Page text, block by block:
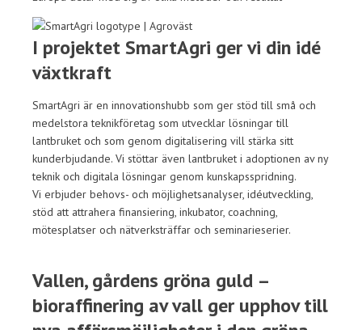
I projektet SmartAgri ger vi din idé
växtkraft
SmartAgri är en innovationshubb som ger​ stöd till små och
medelstora teknikföretag som utvecklar lösningar till
lantbruket och som genom digitalisering vill stärka sitt
kunderbjudande. ​Vi stöttar även lantbruket i adoptionen av ny
teknik och digitala lösningar genom kunskapsspridning.
Vi erbjuder behovs- och möjlighetsanalyser, idéutveckling,
stöd att attrahera finansiering, inkubator, coachning,
mötesplatser och nätverksträffar och seminarieserier.
Vallen, gårdens gröna guld –
bioraffinering av vall ger upphov till